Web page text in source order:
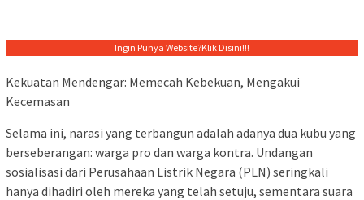
Ingin Punya Website?Klik Disini!!!
Kekuatan Mendengar: Memecah Kebekuan, Mengakui
Kecemasan
Selama ini, narasi yang terbangun adalah adanya dua kubu yang
berseberangan: warga pro dan warga kontra. Undangan
sosialisasi dari Perusahaan Listrik Negara (PLN) seringkali
hanya dihadiri oleh mereka yang telah setuju, sementara suara